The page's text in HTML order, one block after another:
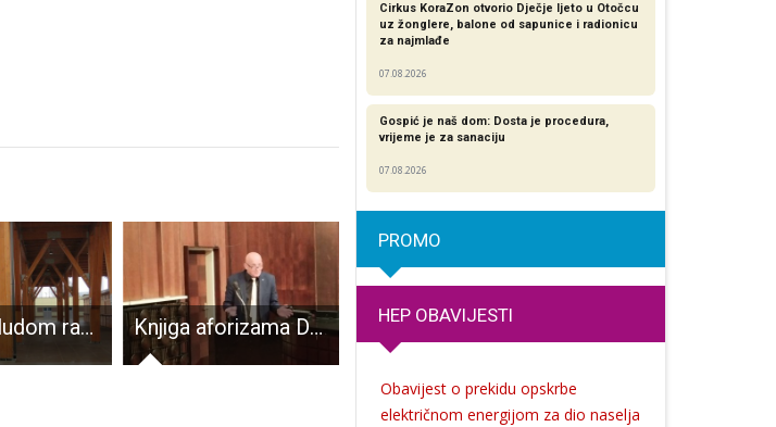
Obećanje ludom radovanje. Odnosno prođe obećana veljača a placa još zjapi prazna Knjiga aforizama Danka Ivšinovića na Amazon-u
Cirkus KoraZon otvorio Dječje ljeto u Otočcu
uz žonglere, balone od sapunice i radionicu
za najmlađe
07.08.2026
Gospić je naš dom: Dosta je procedura,
vrijeme je za sanaciju
07.08.2026
PROMO
HEP OBAVIJESTI
Obavijest o prekidu opskrbe
električnom energijom za dio naselja